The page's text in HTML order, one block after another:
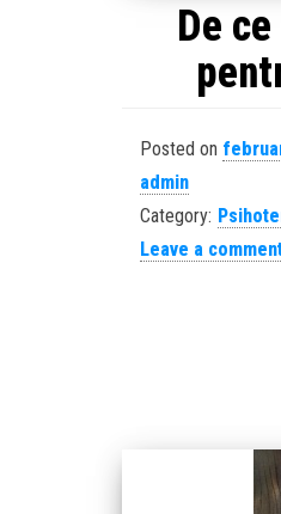
De
Posted on
admin
Category:
Leave a